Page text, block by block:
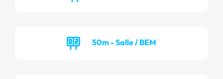
50m - Salle / BEM